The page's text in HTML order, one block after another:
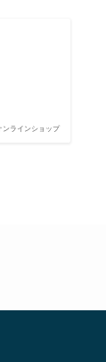
ンラインショップ